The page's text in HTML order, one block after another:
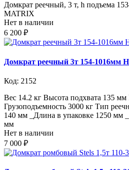
Домкрат реечный, 3 т, h подъема
MATRIX
Нет в наличии
6 200 ₽
Домкрат реечный 3т 154-1016мм
Код: 2152
Вес 14.2 кг Высота подхвата 135
Грузоподъемность 3000 кг Тип
140 мм _Длина в упаковке 1250 мм
мм
Нет в наличии
7 000 ₽